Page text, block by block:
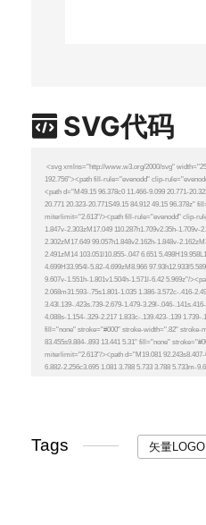
SVG代码
Tags 矢量LOGO